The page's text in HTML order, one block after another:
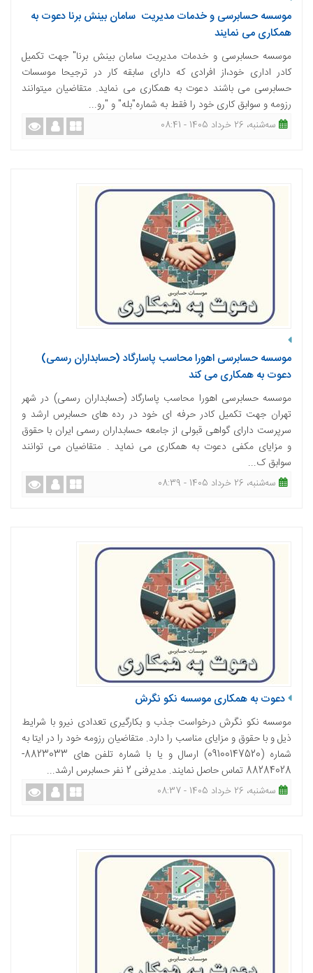
موسسه حسابرسی و خدمات مدیریت سامان بینش برنا دعوت به
همکاری می نمایند
موسسه حسابرسی و خدمات مدیریت سامان بینش برنا" جهت تکمیل
کادر اداری خود،از افرادی که دارای سابقه کار در ترجیحا موسسات
حسابرسی می باشند دعوت به همکاری می نماید. متقاضیان میتوانند
رزومه و سوابق کاری خود را فقط به شماره"بله" و "رو...
ﺳﻪشنبه، 26 خرداد 1405 - 08:41
موسسه حسابرسی اهورا محاسب پاسارگاد (حسابداران رسمی)
دعوت به همکاری می کند
موسسه حسابرسی اهورا محاسب پاسارگاد (حسابداران رسمی) در شهر
تهران جهت تکمیل کادر حرفه ای خود در رده های حسابرس ارشد و
سرپرست دارای گواهی قبولی از جامعه حسابداران رسمی ایران با حقوق
و مزایای مکفی دعوت به همکاری می نماید . متقاضیان می توانند
سوابق ک...
ﺳﻪشنبه، 26 خرداد 1405 - 08:39
دعوت به همکاری موسسه نکو نگرش
موسسه نکو نگرش درخواست جذب و بکارگیری تعدادی نیرو با شرایط
ذیل و با حقوق و مزایای مناسب را دارد. متقاضیان رزومه خود را در ایتا به
شماره (09100147520) ارسال و یا با شماره تلفن های 8823033-
88284028 تماس حاصل نمایند. مدیرفنی 2 نفر حسابرس ارشد...
ﺳﻪشنبه، 26 خرداد 1405 - 08:37